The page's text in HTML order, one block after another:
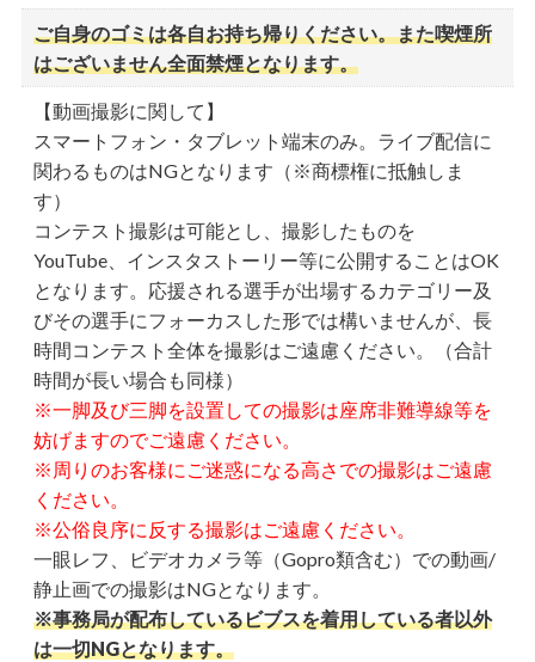
ご自身のゴミは各自お持ち帰りください。また喫煙所
はございません全面禁煙となります。
【動画撮影に関して】
スマートフォン・タブレット端末のみ。ライブ配信に
関わるものはNGとなります（※商標権に抵触しま
す）
コンテスト撮影は可能とし、撮影したものを
YouTube、インスタストーリー等に公開することはOK
となります。応援される選手が出場するカテゴリー及
びその選手にフォーカスした形では構いませんが、長
時間コンテスト全体を撮影はご遠慮ください。（合計
時間が長い場合も同様）
※一脚及び三脚を設置しての撮影は座席非難導線等を
妨げますのでご遠慮ください。
※周りのお客様にご迷惑になる高さでの撮影はご遠慮
ください。
※公俗良序に反する撮影はご遠慮ください。
一眼レフ、ビデオカメラ等（Gopro類含む）での動画/
静止画での撮影はNGとなります。
※事務局が配布しているビブスを着用している者以外
は一切NGとなります。